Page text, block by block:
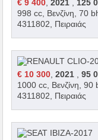
€ 9 400 ,2021
125
998 cc, Βενζίνη, 70
4311802, Πειραιάς
€ 10 300 ,2021 ,95
1000 cc, Βενζίνη,
4311802, Πειραιάς